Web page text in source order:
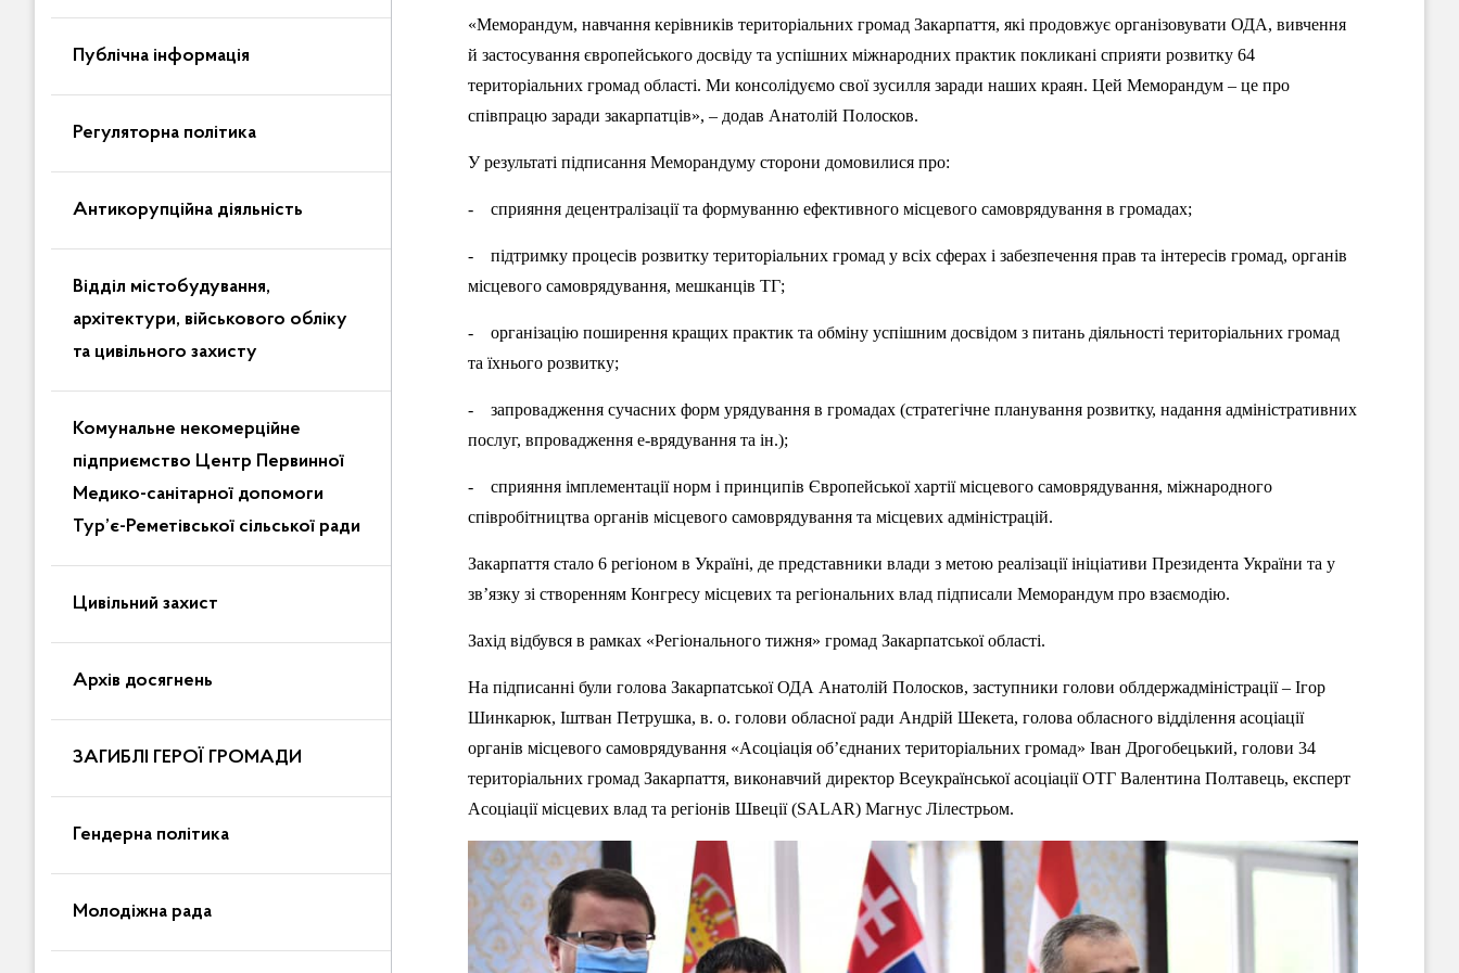
Публічна інформація
Регуляторна політика
Антикорупційна діяльність
Відділ містобудування,
архітектури, військового обліку
та цивільного захисту
Комунальне некомерційне
підприємство Центр Первинної
Медико-санітарної допомоги
Тур’є-Реметівської сільської ради
Цивільний захист
Архів досягнень
ЗАГИБЛІ ГЕРОЇ ГРОМАДИ
Гендерна політика
Молодіжна рада
«Меморандум, навчання керівників територіальних громад Закарпаття, які продовжує організовувати ОДА, вивчення
й застосування європейського досвіду та успішних міжнародних практик покликані сприяти розвитку 64
територіальних громад області. Ми консолідуємо свої зусилля заради наших краян. Цей Меморандум – це про
співпрацю заради закарпатців», – додав Анатолій Полосков.
У результаті підписання Меморандуму сторони домовилися про:
- сприяння децентралізації та формуванню ефективного місцевого самоврядування в громадах;
- підтримку процесів розвитку територіальних громад у всіх сферах і забезпечення прав та інтересів громад, органів
місцевого самоврядування, мешканців ТГ;
- організацію поширення кращих практик та обміну успішним досвідом з питань діяльності територіальних громад
та їхнього розвитку;
- запровадження сучасних форм урядування в громадах (стратегічне планування розвитку, надання адміністративних
послуг, впровадження е-врядування та ін.);
- сприяння імплементації норм і принципів Європейської хартії місцевого самоврядування, міжнародного
співробітництва органів місцевого самоврядування та місцевих адміністрацій.
Закарпаття стало 6 регіоном в Україні, де представники влади з метою реалізації ініціативи Президента України та у
зв’язку зі створенням Конгресу місцевих та регіональних влад підписали Меморандум про взаємодію.
Захід відбувся в рамках «Регіонального тижня» громад Закарпатської області.
На підписанні були голова Закарпатської ОДА Анатолій Полосков, заступники голови облдержадміністрації – Ігор
Шинкарюк, Іштван Петрушка, в. о. голови обласної ради Андрій Шекета, голова обласного відділення асоціації
органів місцевого самоврядування «Асоціація об’єднаних територіальних громад» Іван Дрогобецький, голови 34
територіальних громад Закарпаття, виконавчий директор Всеукраїнської асоціації ОТГ Валентина Полтавець, експерт
Асоціації місцевих влад та регіонів Швеції (SALAR) Магнус Лілестрьом.